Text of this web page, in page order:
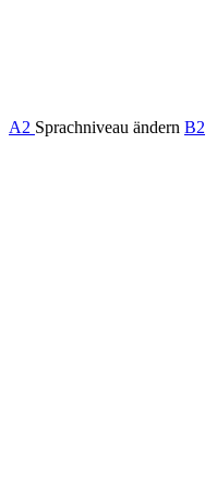
A2 Sprachniveau ändern B2